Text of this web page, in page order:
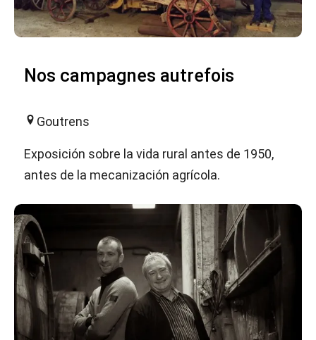
Nos campagnes autrefois
Goutrens
Exposición sobre la vida rural antes de 1950,
antes de la mecanización agrícola.